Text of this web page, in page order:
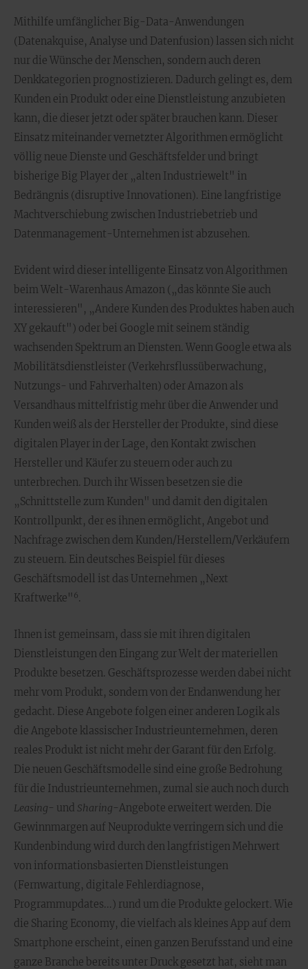
Mithilfe umfänglicher Big-Data-Anwendungen
(Datenakquise, Analyse und Datenfusion) lassen sich nicht
nur die Wünsche der Menschen, sondern auch deren
Denkkategorien prognostizieren. Dadurch gelingt es, dem
Kunden ein Produkt oder eine Dienstleistung anzubieten
kann, die dieser jetzt oder später brauchen kann. Dieser
Einsatz miteinander vernetzter Algorithmen ermöglicht
völlig neue Dienste und Geschäftsfelder und bringt
bisherige Big Player der „alten Industriewelt" in
Bedrängnis (disruptive Innovationen). Eine langfristige
Machtverschiebung zwischen Industriebetrieb und
Datenmanagement-Unternehmen ist abzusehen.
Evident wird dieser intelligente Einsatz von Algorithmen
beim Welt-Warenhaus Amazon („das könnte Sie auch
interessieren", „Andere Kunden des Produktes haben auch
XY gekauft") oder bei Google mit seinem ständig
wachsenden Spektrum an Diensten. Wenn Google etwa als
Mobilitätsdienstleister (Verkehrsflussüberwachung,
Nutzungs- und Fahrverhalten) oder Amazon als
Versandhaus mittelfristig mehr über die Anwender und
Kunden weiß als der Hersteller der Produkte, sind diese
digitalen Player in der Lage, den Kontakt zwischen
Hersteller und Käufer zu steuern oder auch zu
unterbrechen. Durch ihr Wissen besetzen sie die
„Schnittstelle zum Kunden" und damit den digitalen
Kontrollpunkt, der es ihnen ermöglicht, Angebot und
Nachfrage zwischen dem Kunden/Herstellern/Verkäufern
zu steuern. Ein deutsches Beispiel für dieses
Geschäftsmodell ist das Unternehmen „Next
Kraftwerke" 6.
Ihnen ist gemeinsam, dass sie mit ihren digitalen
Dienstleistungen den Eingang zur Welt der materiellen
Produkte besetzen. Geschäftsprozesse werden dabei nicht
mehr vom Produkt, sondern von der Endanwendung her
gedacht. Diese Angebote folgen einer anderen Logik als
die Angebote klassischer Industrieunternehmen, deren
reales Produkt ist nicht mehr der Garant für den Erfolg.
Die neuen Geschäftsmodelle sind eine große Bedrohung
für die Industrieunternehmen, zumal sie auch noch durch
Leasing- und Sharing-Angebote erweitert werden. Die
Gewinnmargen auf Neuprodukte verringern sich und die
Kundenbindung wird durch den langfristigen Mehrwert
von informationsbasierten Dienstleistungen
(Fernwartung, digitale Fehlerdiagnose,
Programmupdates...) rund um die Produkte gelockert. Wie
die Sharing Economy, die vielfach als kleines App auf dem
Smartphone erscheint, einen ganzen Berufsstand und eine
ganze Branche bereits unter Druck gesetzt hat, sieht man